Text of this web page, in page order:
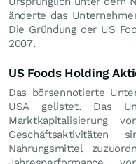
änderte das
Die Gründung der US
2007.
US Foods Holding
Das börsennotierte
USA gelistet. Das
Marktkapitalisierung
Geschäftsaktivitäten
Nahrungsmittel